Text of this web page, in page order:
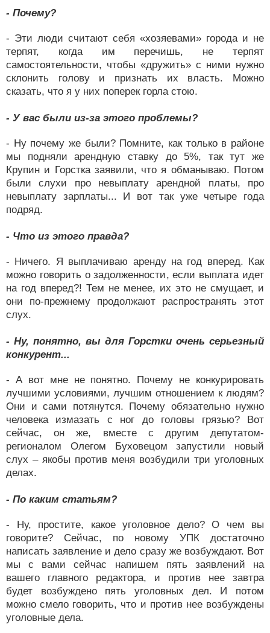
- Почему?
- Эти люди считают себя «хозяевами» города и не
терпят, когда им перечишь, не терпят
самостоятельности, чтобы «дружить» с ними нужно
склонить голову и признать их власть. Можно
сказать, что я у них поперек горла стою.
- У вас были из-за этого проблемы?
- Ну почему же были? Помните, как только в районе
мы подняли арендную ставку до 5%, так тут же
Крупин и Горстка заявили, что я обманываю. Потом
были слухи про невыплату арендной платы, про
невыплату зарплаты... И вот так уже четыре года
подряд.
- Что из этого правда?
- Ничего. Я выплачиваю аренду на год вперед. Как
можно говорить о задолженности, если выплата идет
на год вперед?! Тем не менее, их это не смущает, и
они по-прежнему продолжают распространять этот
слух.
- Ну, понятно, вы для Горстки очень серьезный
конкурент...
- А вот мне не понятно. Почему не конкурировать
лучшими условиями, лучшим отношением к людям?
Они и сами потянутся. Почему обязательно нужно
человека измазать с ног до головы грязью? Вот
сейчас, он же, вместе с другим депутатом-
регионалом Олегом Буховецом запустили новый
слух – якобы против меня возбудили три уголовных
делах.
- По каким статьям?
- Ну, простите, какое уголовное дело? О чем вы
говорите? Сейчас, по новому УПК достаточно
написать заявление и дело сразу же возбуждают. Вот
мы с вами сейчас напишем пять заявлений на
вашего главного редактора, и против нее завтра
будет возбуждено пять уголовных дел. И потом
можно смело говорить, что и против нее возбуждены
уголовные дела.